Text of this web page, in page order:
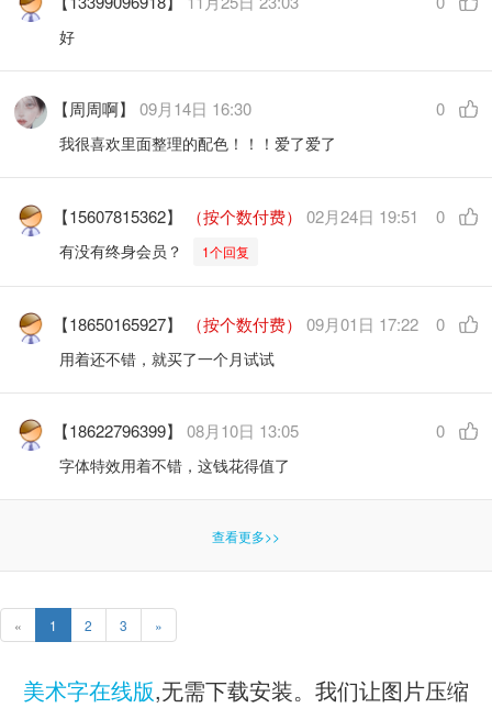
好
【周周啊】09月14日 16:30 0
我很喜欢里面整理的配色！！！爱了爱了
【15607815362】 （按个数付费） 02月24日 19:51 0
有没有终身会员？ 1个回复
【18650165927】 （按个数付费） 09月01日 17:22 0
用着还不错，就买了一个月试试
【18622796399】08月10日 13:05 0
字体特效用着不错，这钱花得值了
查看更多>>
« 1 2 3 »
美术字在线版,无需下载安装。我们让图片压缩